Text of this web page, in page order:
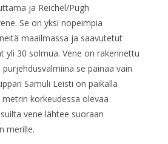
ja Reichel/Pugh
Se on yksi nopeimpia
maailmassa ja saavutetut
yli 30 solmua. Vene on rakennettu
se painaa vain
Samuli Leisti on paikalla
korkeudessa olevaa
vene lähtee suoraan
merille.